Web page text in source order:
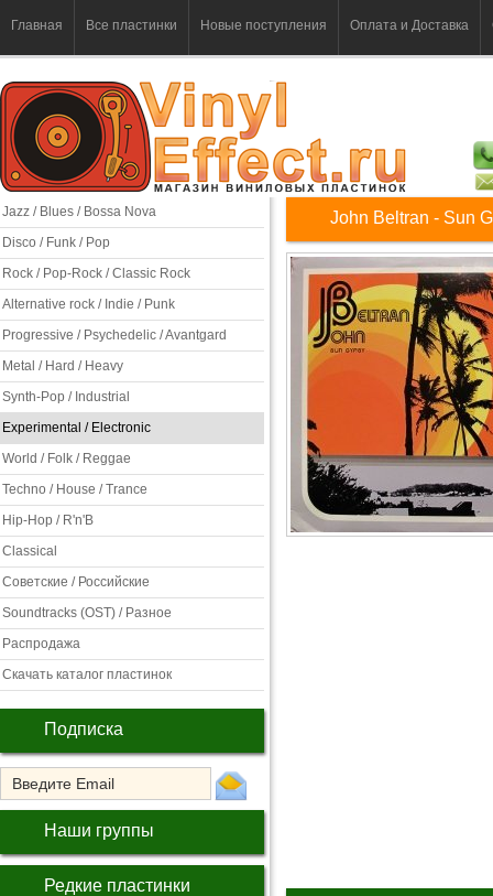
Главная Все пластинки Новые поступления Оплата и Доставка
Jazz / Blues / Bossa Nova
Disco / Funk / Pop
Rock / Pop-Rock / Classic Rock
Alternative rock / Indie / Punk
Progressive / Psychedelic / Avantgard
Metal / Hard / Heavy
Synth-Pop / Industrial
Experimental / Electronic
World / Folk / Reggae
Techno / House / Trance
Hip-Hop / R'n'B
Classical
Советские / Российские
Soundtracks (OST) / Разное
Распродажа
Скачать каталог пластинок
Подписка
Наши группы
Редкие пластинки
John Beltran - Sun